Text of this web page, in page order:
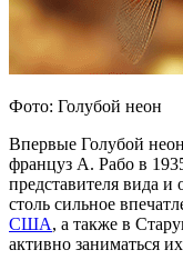
Фото: Голубой неон
Впервые Голубой
француз А. Рабо в
представителя вида
столь сильное
США, а также в
активно заниматься